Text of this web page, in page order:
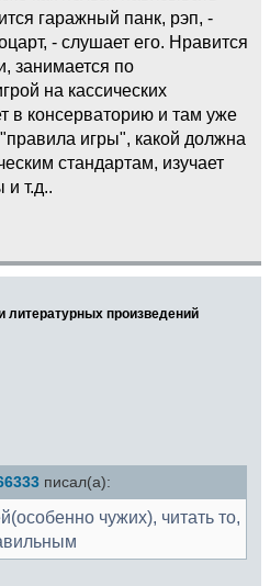
гаражный панк, рэп, -
- слушает его. Нравится
занимается по
на кассических
в консерваторию и там уже
игры", какой должна
стандартам, изучает
и т.д..
литературных произведений
писал(а):
чужих), читать то,